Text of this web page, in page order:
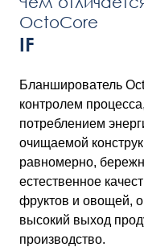
OctoCore
IF
Бланширователь
контролем
потреблением
очищаемой
равномерно,
естественное
фруктов и овощей,
высокий выход
производство.